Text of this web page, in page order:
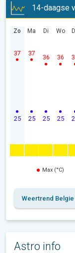
14-daagse
Zo
25
37
Ma
25
37
Di
25
36
Wo
25
36
Max (°C)
Weertrend Belgie
Astro info